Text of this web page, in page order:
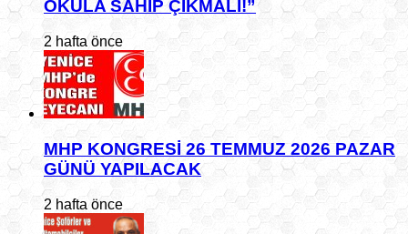
OKULA SAHİP ÇIKMALI!”
2 hafta önce
MHP KONGRESİ 26 TEMMUZ 2026 PAZAR
GÜNÜ YAPILACAK
2 hafta önce